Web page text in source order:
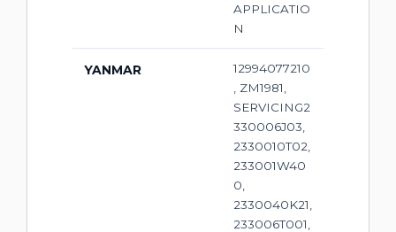
APPLICATIO
N
YANMAR
12994077210
, ZM1981,
SERVICING2
330006J03,
2330010T02,
233001W40
0,
2330040K21,
233006T001,